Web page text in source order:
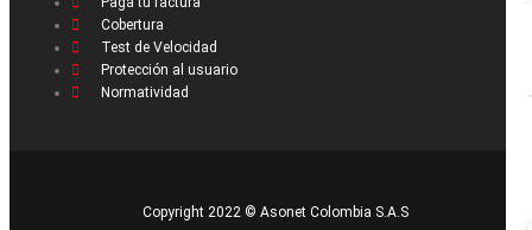
Cobertura
Test de Velocidad
Protección al usuario
Normatividad
Copyright 2022 © Asonet Colombia S.A.S